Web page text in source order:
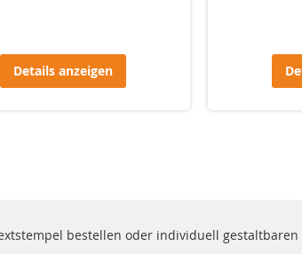
Details anzeigen
bestellen oder individuell